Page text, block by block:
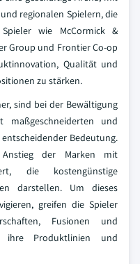
regionalen Spielern, die
wie McCormick &
Group und Frontier Co-op
Qualität und
zu stärken.
sind bei der Bewältigung
und
Bedeutung.
der Marken mit
die kostengünstige
darstellen. Um dieses
greifen die Spieler
Fusionen und
ihre Produktlinien und